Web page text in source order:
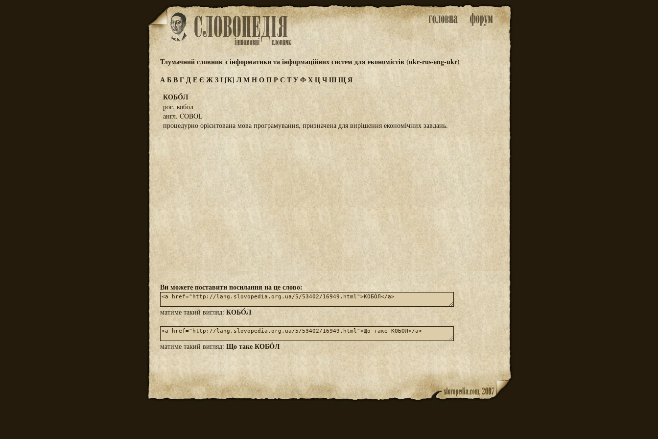
Тлумачний словник з інформатики та інформаційних систем для економістів (ukr-rus-eng-ukr)
АБВГДЕЄЖЗІ[К] ЛМНОПРСТУФХЦЧШЩЯ
КОБÓЛ
рос. кобол
англ. COBOL
процедурно орієнтована мова програмування, призначена для вирішення економічних завдань.
Ви можете поставити посилання на це слово:
матиме такий вигляд: КОБÓЛ
матиме такий вигляд: Що таке КОБÓЛ